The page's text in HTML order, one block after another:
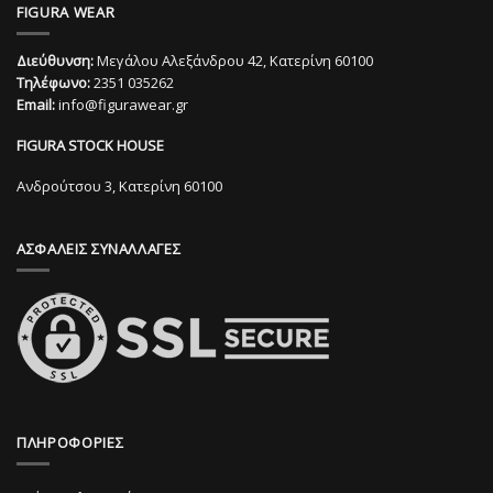
παραλλαγές.
Οι
επιλογές
μπορούν
επιλεγούν
του
παραλλαγές.
FIGURA WEAR
Διεύθυνση:Μεγάλου Αλεξάνδρου 42, Κατερίνη 60100
Τηλέφωνο:2351 035262
Email:info@figurawear.gr
FIGURA STOCK HOUSE
Ανδρούτσου 3, Κατερίνη 60100
ΑΣΦΑΛΕΙΣ ΣΥΝΑΛΛΑΓΕΣ
ΠΛΗΡΟΦΟΡΙΕΣ